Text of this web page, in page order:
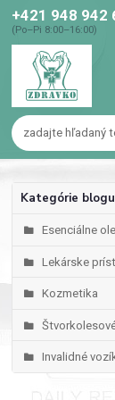
+421 948 942
(Po–Pi 8:00–16:00)
Kategórie blogu
Esenciálne
Lekárske
Kozmetika
Invalidné